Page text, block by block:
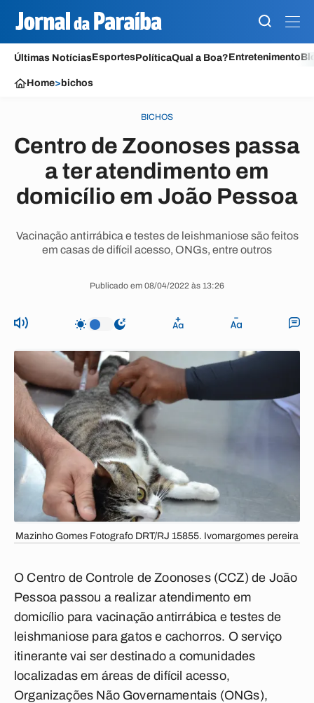
Últimas NotíciasEsportesPolíticaQual a Boa?Entretenimento
Home> bichos
BICHOS
Centro de Zoonoses passa
a ter atendimento em
domicílio em João Pessoa
Vacinação antirrábica e testes de leishmaniose são feitos
em casas de difícil acesso, ONGs, entre outros
Publicado em 08/04/2022 às 13:26
Mazinho Gomes Fotografo DRT/RJ 15855. Ivomargomes pereira
O Centro de Controle de Zoonoses (CCZ) de João
Pessoa passou a realizar atendimento em
domicílio para vacinação antirrábica e testes de
leishmaniose para gatos e cachorros. O serviço
itinerante vai ser destinado a comunidades
localizadas em áreas de difícil acesso,
Organizações Não Governamentais (ONGs),